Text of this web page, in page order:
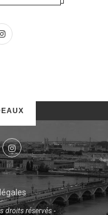
droits réservés -